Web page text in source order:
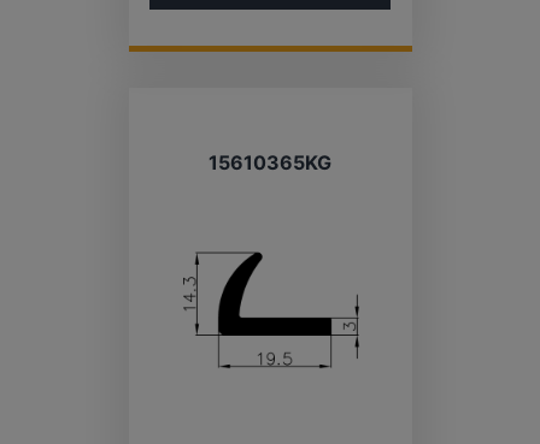
15610365KG